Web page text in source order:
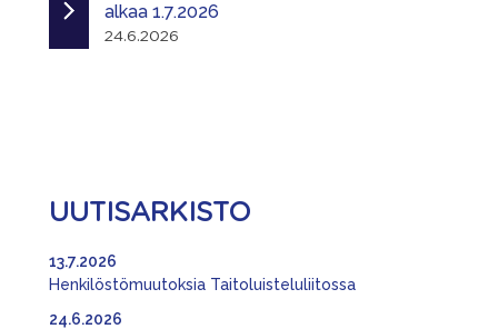
alkaa 1.7.2026
24.6.2026
UUTISARKISTO
Henkilöstömuutoksia Taitoluisteluliitossa
13.7.2026
24.6.2026